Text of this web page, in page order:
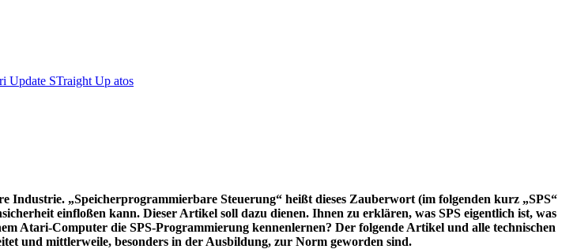
Update STraight Up atos
„Speicherprogrammierbare Steuerung“ heißt dieses Zauberwort (im folgenden kurz „SPS“
einfloßen kann. Dieser Artikel soll dazu dienen. Ihnen zu erklären, was SPS eigentlich ist, was
Atari-Computer die SPS-Programmierung kennenlernen? Der folgende Artikel und alle technischen
und mittlerweile, besonders in der Ausbildung, zur Norm geworden sind.